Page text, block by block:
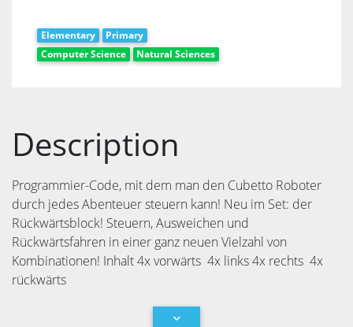
Elementary
Primary
Computer Science
Natural Sciences
Description
Programmier-Code, mit dem man den Cubetto Roboter
durch jedes Abenteuer steuern kann! Neu im Set: der
Rückwärtsblock! Steuern, Ausweichen und
Rückwärtsfahren in einer ganz neuen Vielzahl von
Kombinationen! Inhalt 4x vorwärts 4x links 4x rechts 4x
rückwärts